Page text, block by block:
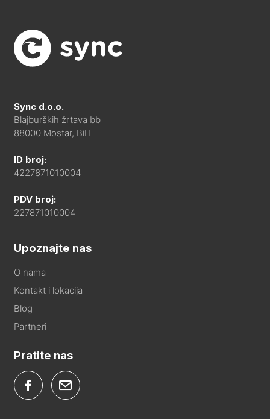
Sync d.o.o.
Blajburških žrtava bb
88000 Mostar, BiH
ID broj:
4227871010004
PDV broj:
227871010004
Upoznajte nas
O nama
Kontakt i lokacija
Blog
Partneri
Pratite nas